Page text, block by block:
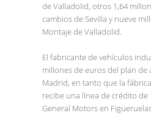
de Valladolid, otros 1,64
cambios de Sevilla y nueve
Montaje de Valladolid.
El fabricante de vehículos
millones de euros del plan de
Madrid, en tanto que la
recibe una línea de crédito de
General Motors en